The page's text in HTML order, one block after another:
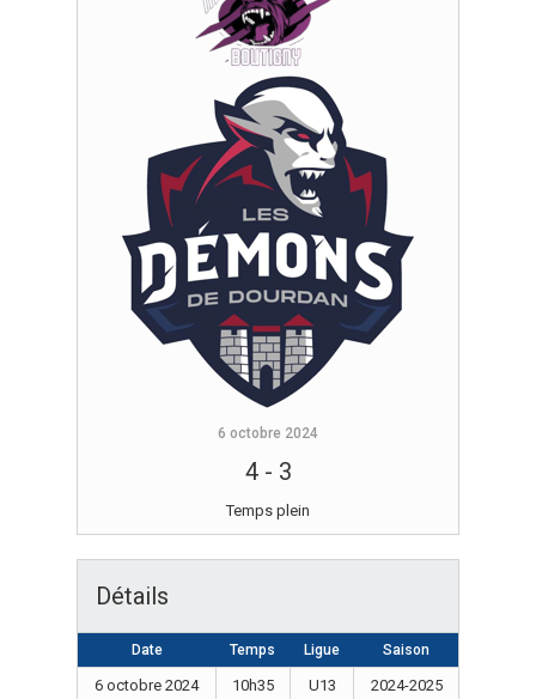
6 octobre 2024
4- 3
Temps plein
Détails
Date Temps Ligue Saison
6 octobre 2024 10h35 U13 2024-2025